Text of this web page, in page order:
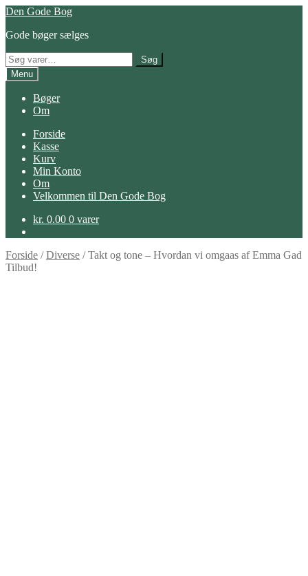
Spring
navigation
Spring
indhold
Den Gode Bog
Gode bøger sælges
Søg
efter:
Søg
Menu
Bøger
Om
Forside
Kasse
Kurv
Min Konto
Om
Velkommen til Den Gode Bog
kr. 0.00 0 varer
Forside /Diverse /Takt og tone – Hvordan vi omgaas af Emma Gad
Tilbud!